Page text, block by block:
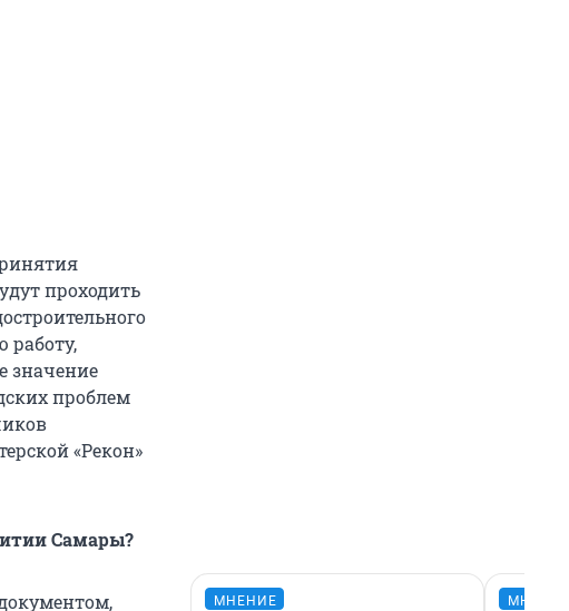
проходить
работу,
значение
проблем
«Рекон»
Самары?
МНЕНИЕ